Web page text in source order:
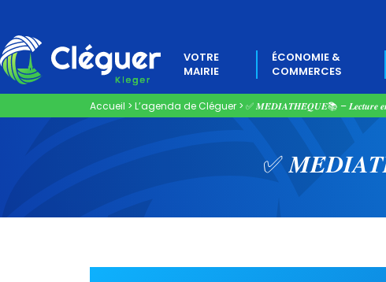
VOTRE
MAIRIE
ÉCONOMIE &
COMMERCES
Accueil > L’agenda de Cléguer > ✅ 𝑴𝑬́𝑫𝑰𝑨𝑻𝑯𝑬̀𝑸𝑼𝑬📚 – 𝑳𝒆𝒄𝒕𝒖𝒓𝒆
✅